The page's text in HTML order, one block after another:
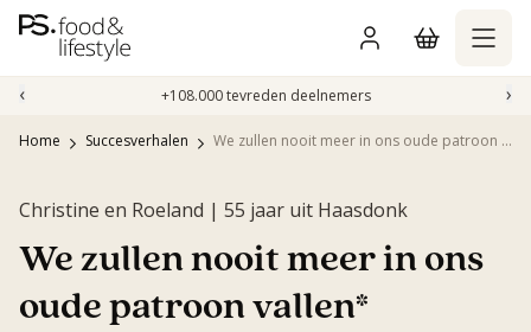
Naar
inhoud
‹ +108.000 tevreden deelnemers ›
Home Succesverhalen We zullen nooit meer in ons oude patroon vallen*
Christine en Roeland | 55 jaar uit Haasdonk
We zullen nooit meer in ons
oude patroon vallen*